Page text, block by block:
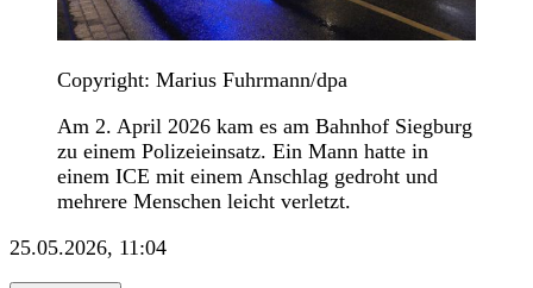
Copyright: Marius Fuhrmann/dpa
Am 2. April 2026 kam es am Bahnhof Siegburg
zu einem Polizeieinsatz. Ein Mann hatte in
einem ICE mit einem Anschlag gedroht und
mehrere Menschen leicht verletzt.
25.05.2026, 11:04